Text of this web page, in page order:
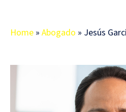
Home » Abogado » Jesús